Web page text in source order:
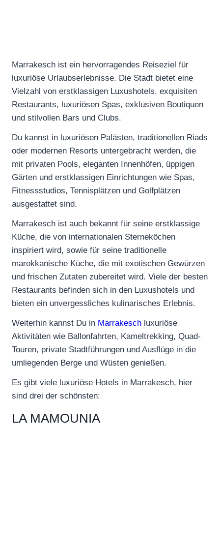
Marrakesch ist ein hervorragendes Reiseziel für
luxuriöse Urlaubserlebnisse. Die Stadt bietet eine
Vielzahl von erstklassigen Luxushotels, exquisiten
Restaurants, luxuriösen Spas, exklusiven Boutiquen
und stilvollen Bars und Clubs.
Du kannst in luxuriösen Palästen, traditionellen Riads
oder modernen Resorts untergebracht werden, die
mit privaten Pools, eleganten Innenhöfen, üppigen
Gärten und erstklassigen Einrichtungen wie Spas,
Fitnessstudios, Tennisplätzen und Golfplätzen
ausgestattet sind.
Marrakesch ist auch bekannt für seine erstklassige
Küche, die von internationalen Sterneköchen
inspiriert wird, sowie für seine traditionelle
marokkanische Küche, die mit exotischen Gewürzen
und frischen Zutaten zubereitet wird. Viele der besten
Restaurants befinden sich in den Luxushotels und
bieten ein unvergessliches kulinarisches Erlebnis.
Weiterhin kannst Du in Marrakesch luxuriöse
Aktivitäten wie Ballonfahrten, Kameltrekking, Quad-
Touren, private Stadtführungen und Ausflüge in die
umliegenden Berge und Wüsten genießen.
Es gibt viele luxuriöse Hotels in Marrakesch, hier
sind drei der schönsten:
LA MAMOUNIA